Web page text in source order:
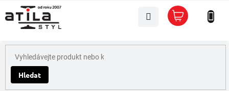
na
obsah
Hledat
Nákupní
košík